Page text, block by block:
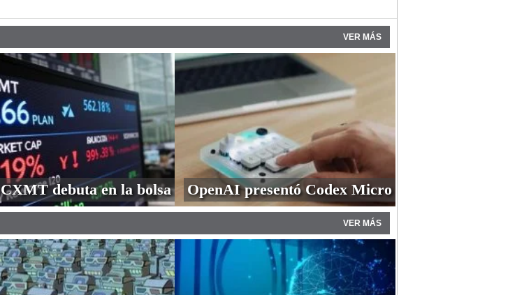
VER MÁS
CXMT debuta en la bolsa OpenAI presentó Codex Micro
VER MÁS